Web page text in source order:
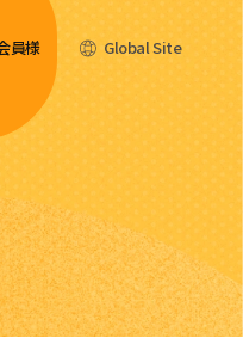
員様 Global Site